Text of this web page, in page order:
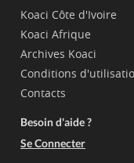
Koaci Côte d'Ivoire
Koaci Afrique
Archives Koaci
Conditions
Contacts
Besoin d'aide ?
Se Connecter